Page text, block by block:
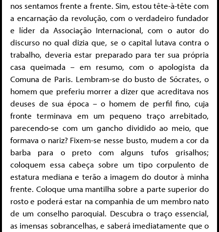
nos sentamos frente a frente. Sim, estou tête-à-tête com
a encarnação da revolução, com o verdadeiro fundador
e líder da Associação Internacional, com o autor do
discurso no qual dizia que, se o capital lutava contra o
trabalho, deveria estar preparado para ter sua própria
casa queimada – em resumo, com o apologista da
Comuna de Paris. Lembram-se do busto de Sócrates, o
homem que preferiu morrer a dizer que acreditava nos
deuses de sua época – o homem de perfil fino, cuja
fronte terminava em um pequeno traço arrebitado,
parecendo-se com um gancho dividido ao meio, que
formava o nariz? Fixem-se nesse busto, mudem a cor da
barba para o preto com alguns tufos grisalhos;
coloquem essa cabeça sobre um tipo corpulen­to de
estatura mediana e terão a imagem do doutor à minha
frente. Coloque uma mantilha sobre a parte superior do
rosto e poderá estar na companhia de um membro nato
de um conselho paroquial. Descubra o traço essencial,
as imensas sobran­celhas, e saberá imediatamente que o